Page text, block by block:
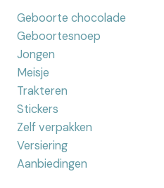
Geboorte chocolade
Geboortesnoep
Jongen
Meisje
Trakteren
Stickers
Zelf verpakken
Versiering
Aanbiedingen